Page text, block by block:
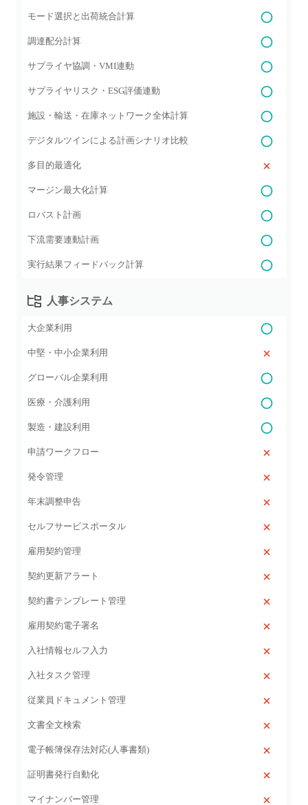
モード選択と出荷統合計算
調達配分計算
サプライヤ協調・VMI連動
サプライヤリスク・ESG評価連動
施設・輸送・在庫ネットワーク全体計算
デジタルツインによる計画シナリオ比較
多目的最適化
マージン最大化計算
ロバスト計画
下流需要連動計画
実行結果フィードバック計算
人事システム
大企業利用
中堅・中小企業利用
グローバル企業利用
医療・介護利用
製造・建設利用
申請ワークフロー
発令管理
年末調整申告
セルフサービスポータル
雇用契約管理
契約更新アラート
契約書テンプレート管理
雇用契約電子署名
入社情報セルフ入力
入社タスク管理
従業員ドキュメント管理
文書全文検索
電子帳簿保存法対応(人事書類)
証明書発行自動化
マイナンバー管理